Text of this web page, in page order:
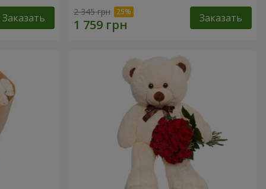
Заказать 2 345 грн Заказать